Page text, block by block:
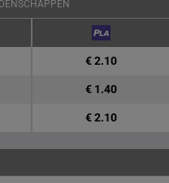
€ 2.10
€ 1.40
€ 2.10